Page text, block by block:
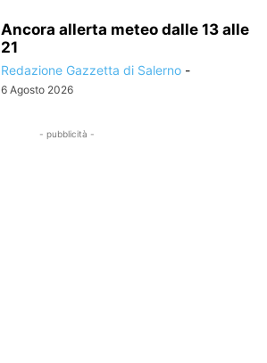
Ancora allerta meteo dalle 13 alle
21
Redazione Gazzetta di Salerno -
6 Agosto 2026
- pubblicità -